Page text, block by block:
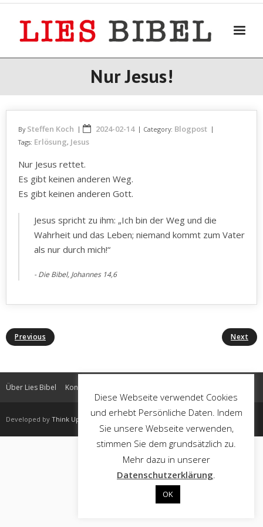
Skip
Nur Jesus!
By Steffen Koch 2024-02-14 Category: Blogpost
Tags: Erlösung, Jesus
Nur Jesus rettet.
Es gibt keinen anderen Weg.
Es gibt keinen anderen Gott.
Jesus spricht zu ihm: „Ich bin der Weg und die
Wahrheit und das Leben; niemand kommt zum Vater
als nur durch mich!“
Die Bibel, Johannes 14,6
Previous Next
Über Lies Bibel Kontakt
Developed by Think Up Themes Ltd
Diese Webseite verwendet Cookies
und erhebt Persönliche Daten. Indem
Sie unsere Webseite verwenden,
stimmen Sie dem grundsätzlich zu.
Mehr dazu in unserer
Datenschutzerklärung.
OK